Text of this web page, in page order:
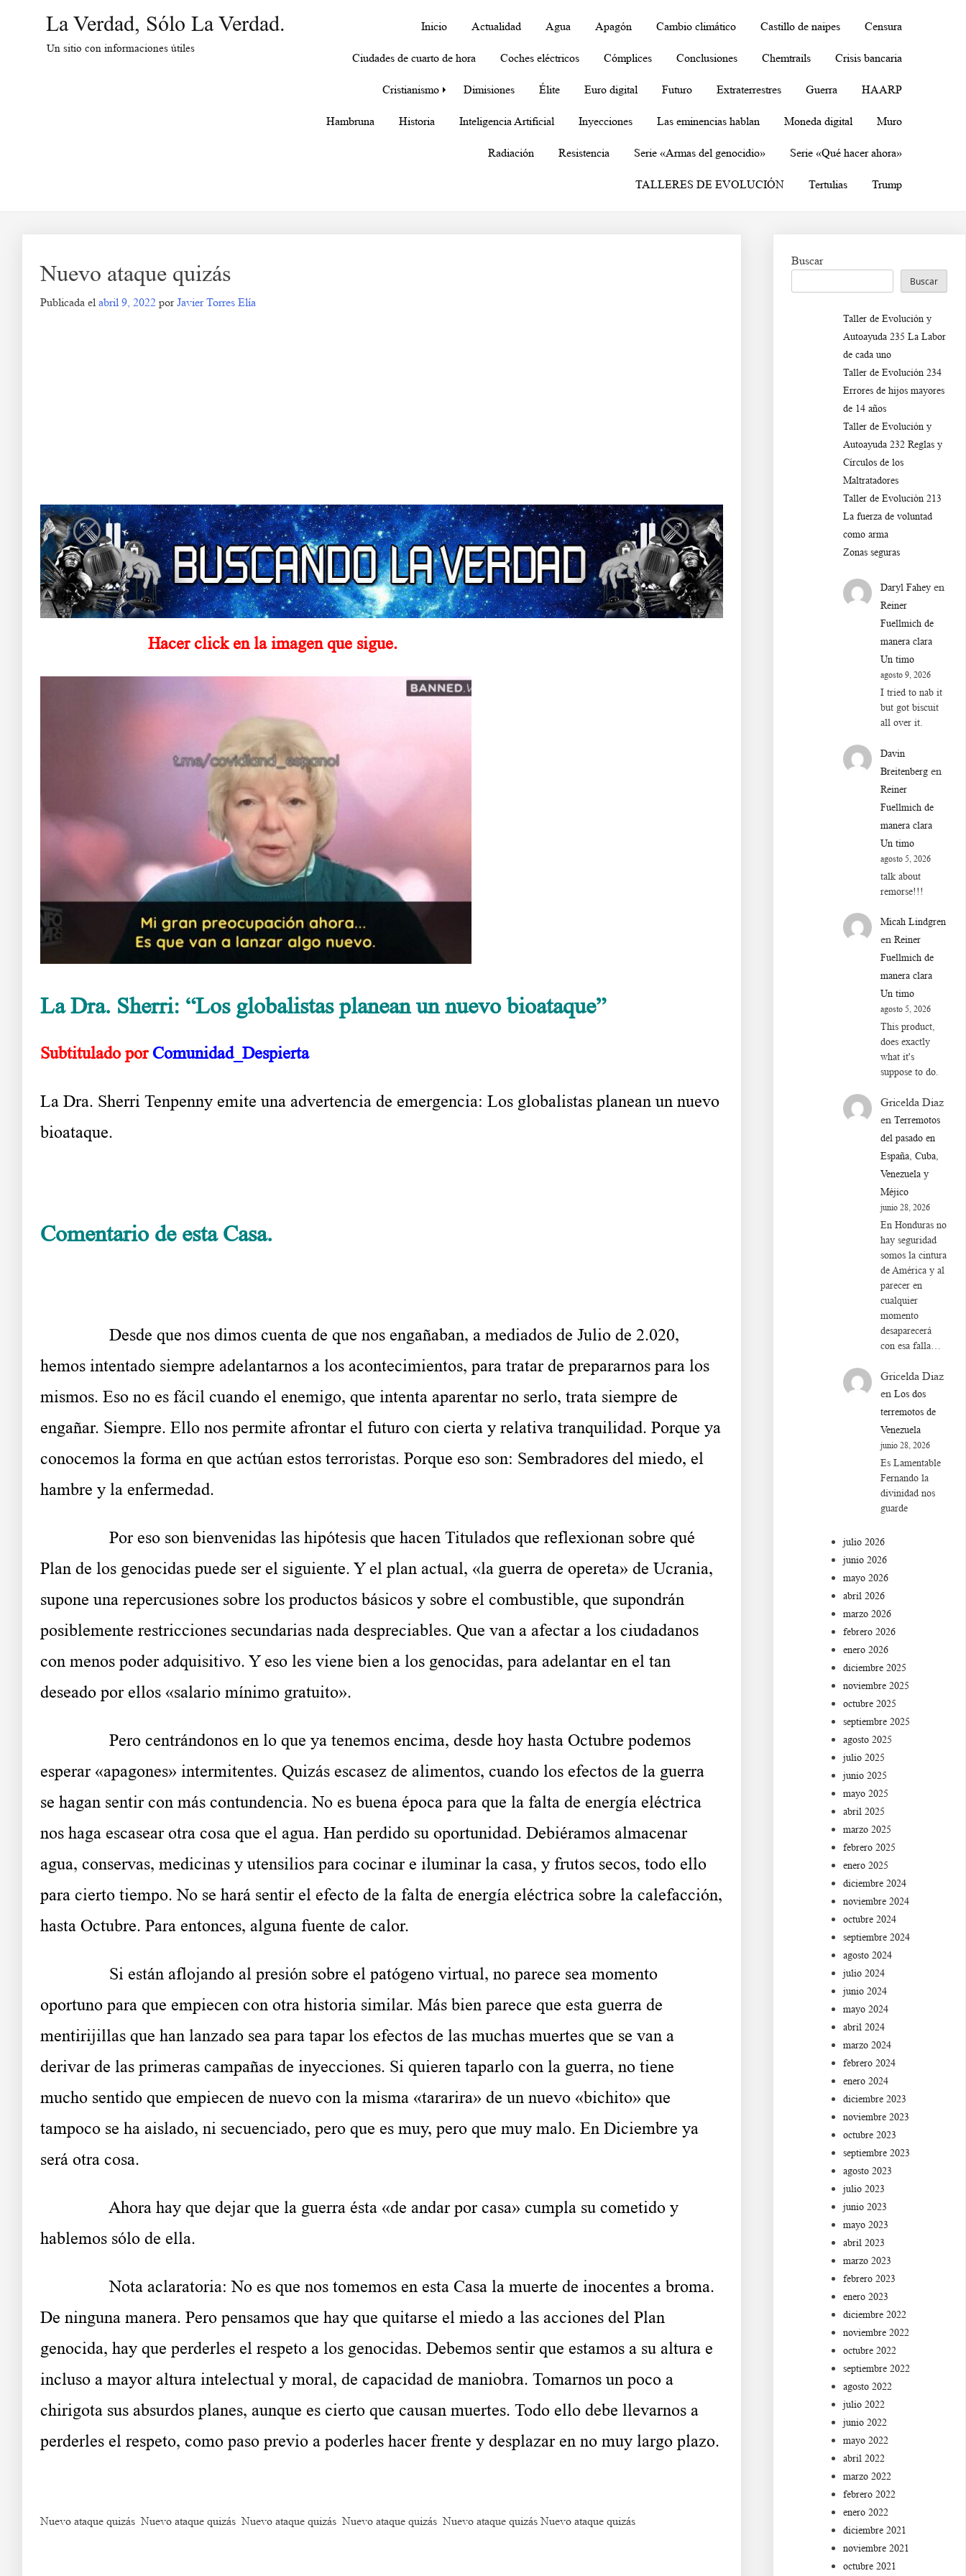
La Verdad, Sólo La Verdad.
Un sitio con informaciones útiles
Inicio Actualidad Agua Apagón Cambio climático Castillo de naipes Censura
Ciudades de cuarto de hora Coches eléctricos Cómplices Conclusiones Chemtrails Crisis bancaria
Cristianismo Dimisiones Élite Euro digital Futuro Extraterrestres Guerra HAARP
Hambruna Historia Inteligencia Artificial Inyecciones Las eminencias hablan Moneda digital Muro
Radiación Resistencia Serie «Armas del genocidio» Serie «Qué hacer ahora»
TALLERES DE EVOLUCIÓN Tertulias Trump
Nuevo ataque quizás
Publicada el abril 9, 2022 porJavier Torres Elía
Hacer click en la imagen que sigue.
La Dra. Sherri: “Los globalistas planean un nuevo bioataque”
Subtitulado porComunidad_Despierta
La Dra. Sherri Tenpenny emite una advertencia de emergencia: Los globalistas planean un nuevo
bioataque.
Comentario de esta Casa.
Desde que nos dimos cuenta de que nos engañaban, a mediados de Julio de 2.020,
hemos intentado siempre adelantarnos a los acontecimientos, para tratar de prepararnos para los
mismos. Eso no es fácil cuando el enemigo, que intenta aparentar no serlo, trata siempre de
engañar. Siempre. Ello nos permite afrontar el futuro con cierta y relativa tranquilidad. Porque ya
conocemos la forma en que actúan estos terroristas. Porque eso son: Sembradores del miedo, el
hambre y la enfermedad.
Por eso son bienvenidas las hipótesis que hacen Titulados que reflexionan sobre qué
Plan de los genocidas puede ser el siguiente. Y el plan actual, «la guerra de opereta» de Ucrania,
supone una repercusiones sobre los productos básicos y sobre el combustible, que supondrán
posiblemente restricciones secundarias nada despreciables. Que van a afectar a los ciudadanos
con menos poder adquisitivo. Y eso les viene bien a los genocidas, para adelantar en el tan
deseado por ellos «salario mínimo gratuito».
Pero centrándonos en lo que ya tenemos encima, desde hoy hasta Octubre podemos
esperar «apagones» intermitentes. Quizás escasez de alimentos, cuando los efectos de la guerra
se hagan sentir con más contundencia. No es buena época para que la falta de energía eléctrica
nos haga escasear otra cosa que el agua. Han perdido su oportunidad. Debiéramos almacenar
agua, conservas, medicinas y utensilios para cocinar e iluminar la casa, y frutos secos, todo ello
para cierto tiempo. No se hará sentir el efecto de la falta de energía eléctrica sobre la calefacción,
hasta Octubre. Para entonces, alguna fuente de calor.
Si están aflojando al presión sobre el patógeno virtual, no parece sea momento
oportuno para que empiecen con otra historia similar. Más bien parece que esta guerra de
mentirijillas que han lanzado sea para tapar los efectos de las muchas muertes que se van a
derivar de las primeras campañas de inyecciones. Si quieren taparlo con la guerra, no tiene
mucho sentido que empiecen de nuevo con la misma «tararira» de un nuevo «bichito» que
tampoco se ha aislado, ni secuenciado, pero que es muy, pero que muy malo. En Diciembre ya
será otra cosa.
Ahora hay que dejar que la guerra ésta «de andar por casa» cumpla su cometido y
hablemos sólo de ella.
……….Nota aclaratoria: No es que nos tomemos en esta Casa la muerte de inocentes a broma.
De ninguna manera. Pero pensamos que hay que quitarse el miedo a las acciones del Plan
genocida, hay que perderles el respeto a los genocidas. Debemos sentir que estamos a su altura e
incluso a mayor altura intelectual y moral, de capacidad de maniobra. Tomarnos un poco a
chirigota sus absurdos planes, aunque es cierto que causan muertes. Todo ello debe llevarnos a
perderles el respeto, como paso previo a poderles hacer frente y desplazar en no muy largo plazo.
Nuevo ataque quizás Nuevo ataque quizás Nuevo ataque quizás Nuevo ataque quizás Nuevo ataque quizás Nuevo ataque quizás
Buscar
Buscar
Taller de Evolución y
Autoayuda 235 La Labor
de cada uno
Taller de Evolución 234
Errores de hijos mayores
de 14 años
Taller de Evolución y
Autoayuda 232 Reglas y
Círculos de los
Maltratadores
Taller de Evoluciòn 213
La fuerza de voluntad
como arma
Zonas seguras
Daryl Fahey en
Reiner
Fuellmich de
manera clara
Un timo
agosto 9, 2026
I tried to nab it
but got biscuit
all over it.
Davin
Breitenberg en
Reiner
Fuellmich de
manera clara
Un timo
agosto 5, 2026
talk about
remorse!!!
Micah Lindgren
enReiner
Fuellmich de
manera clara
Un timo
agosto 5, 2026
This product,
does exactly
what it's
suppose to do.
Gricelda Diaz
enTerremotos
del pasado en
España, Cuba,
Venezuela y
Méjico
junio 28, 2026
En Honduras no
hay seguridad
somos la cintura
de América y al
parecer en
cualquier
momento
desaparecerá
con esa falla…
Gricelda Diaz
enLos dos
terremotos de
Venezuela
junio 28, 2026
Es Lamentable
Fernando la
divinidad nos
guarde
julio 2026
junio 2026
mayo 2026
abril 2026
marzo 2026
febrero 2026
enero 2026
diciembre 2025
noviembre 2025
octubre 2025
septiembre 2025
agosto 2025
julio 2025
junio 2025
mayo 2025
abril 2025
marzo 2025
febrero 2025
enero 2025
diciembre 2024
noviembre 2024
octubre 2024
septiembre 2024
agosto 2024
julio 2024
junio 2024
mayo 2024
abril 2024
marzo 2024
febrero 2024
enero 2024
diciembre 2023
noviembre 2023
octubre 2023
septiembre 2023
agosto 2023
julio 2023
junio 2023
mayo 2023
abril 2023
marzo 2023
febrero 2023
enero 2023
diciembre 2022
noviembre 2022
octubre 2022
septiembre 2022
agosto 2022
julio 2022
junio 2022
mayo 2022
abril 2022
marzo 2022
febrero 2022
enero 2022
diciembre 2021
noviembre 2021
octubre 2021